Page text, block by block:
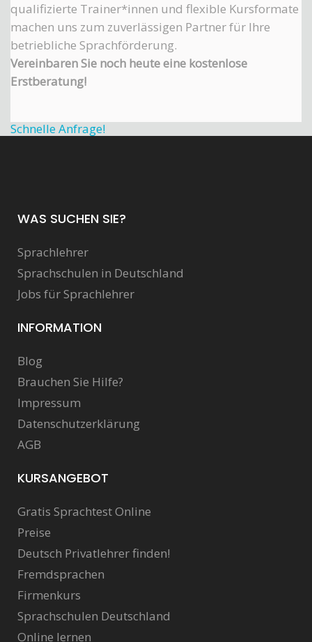
qualifizierte Trainer*innen und flexible Kursformate
machen uns zum zuverlässigen Partner für Ihre
betriebliche Sprachförderung.
Vereinbaren Sie noch heute eine kostenlose
Erstberatung!
Schnelle Anfrage!
WAS SUCHEN SIE?
Sprachlehrer
Sprachschulen in Deutschland
Jobs für Sprachlehrer
INFORMATION
Blog
Brauchen Sie Hilfe?
Impressum
Datenschutzerklärung
AGB
KURSANGEBOT
Gratis Sprachtest Online
Preise
Deutsch Privatlehrer finden!
Fremdsprachen
Firmenkurs
Sprachschulen Deutschland
Online lernen